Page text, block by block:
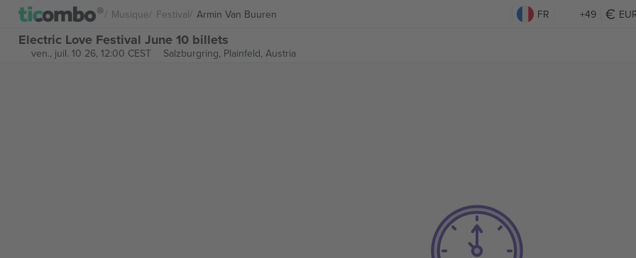
Musique Festival Armin Van Buuren FR +49
Electric Love Festival June 10 billets
ven., juil. 10 26, 12:00 CEST Salzburgring, Plainfeld, Austria